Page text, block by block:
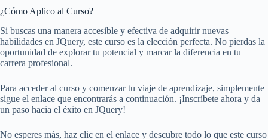
¿Cómo Aplico al Curso?
Si buscas una manera accesible y efectiva de adquirir nuevas
habilidades en JQuery, este curso es la elección perfecta. No pierdas la
oportunidad de explorar tu potencial y marcar la diferencia en tu
carrera profesional.
Para acceder al curso y comenzar tu viaje de aprendizaje, simplemente
sigue el enlace que encontrarás a continuación. ¡Inscríbete ahora y da
un paso hacia el éxito en JQuery!
No esperes más, haz clic en el enlace y descubre todo lo que este curso